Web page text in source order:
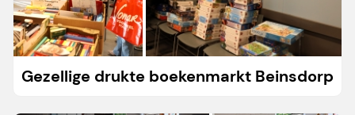
Gezellige drukte boekenmarkt Beinsdorp